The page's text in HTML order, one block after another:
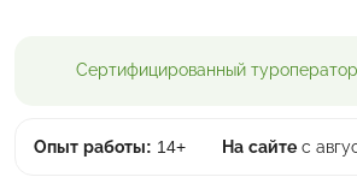
Сертифицированный туроператор
Опыт работы: 14+ На сайте с